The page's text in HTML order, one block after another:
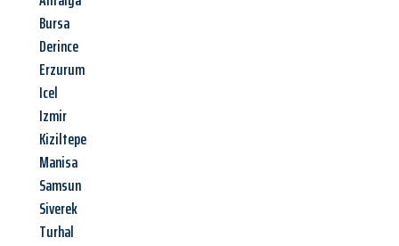
Bursa
Derince
Erzurum
Icel
Izmir
Kiziltepe
Manisa
Samsun
Siverek
Turhal